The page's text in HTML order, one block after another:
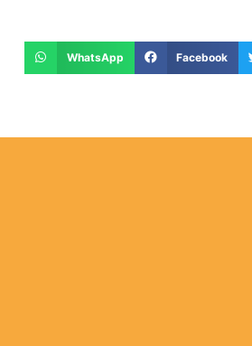
WhatsApp Facebook